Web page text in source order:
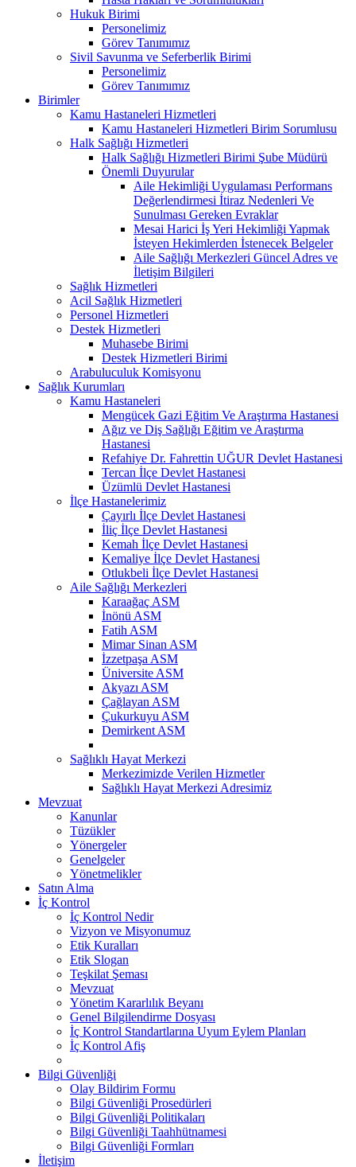
Hukuk Birimi
Personelimiz
Görev Tanımımız
Sivil Savunma ve Seferberlik Birimi
Personelimiz
Görev Tanımımız
Birimler
Kamu Hastaneleri Hizmetleri
Kamu Hastaneleri Hizmetleri Birim Sorumlusu
Halk Sağlığı Hizmetleri
Halk Sağlığı Hizmetleri Birimi Şube Müdürü
Önemli Duyurular
Aile Hekimliği Uygulaması Performans
Değerlendirmesi İtiraz Nedenleri Ve
Sunulması Gereken Evraklar
Mesai Harici İş Yeri Hekimliği Yapmak
İsteyen Hekimlerden İstenecek Belgeler
Aile Sağlığı Merkezleri Güncel Adres ve
İletişim Bilgileri
Sağlık Hizmetleri
Acil Sağlık Hizmetleri
Personel Hizmetleri
Destek Hizmetleri
Muhasebe Birimi
Destek Hizmetleri Birimi
Arabuluculuk Komisyonu
Sağlık Kurumları
Kamu Hastaneleri
Mengücek Gazi Eğitim Ve Araştırma Hastanesi
Ağız ve Diş Sağlığı Eğitim ve Araştırma
Hastanesi
Refahiye Dr. Fahrettin UĞUR Devlet Hastanesi
Tercan İlçe Devlet Hastanesi
Üzümlü Devlet Hastanesi
İlçe Hastanelerimiz
Çayırlı İlçe Devlet Hastanesi
İliç İlçe Devlet Hastanesi
Kemah İlçe Devlet Hastanesi
Kemaliye İlçe Devlet Hastanesi
Otlukbeli İlçe Devlet Hastanesi
Aile Sağlığı Merkezleri
Karaağaç ASM
İnönü ASM
Fatih ASM
Mimar Sinan ASM
İzzetpaşa ASM
Üniversite ASM
Akyazı ASM
Çağlayan ASM
Çukurkuyu ASM
Demirkent ASM
Sağlıklı Hayat Merkezi
Merkezimizde Verilen Hizmetler
Sağlıklı Hayat Merkezi Adresimiz
Mevzuat
Kanunlar
Tüzükler
Yönergeler
Genelgeler
Yönetmelikler
Satın Alma
İç Kontrol
İç Kontrol Nedir
Vizyon ve Misyonumuz
Etik Kuralları
Etik Slogan
Teşkilat Şeması
Mevzuat
Yönetim Kararlılık Beyanı
Genel Bilgilendirme Dosyası
İç Kontrol Standartlarına Uyum Eylem Planları
İç Kontrol Afiş
Bilgi Güvenliği
Olay Bildirim Formu
Bilgi Güvenliği Prosedürleri
Bilgi Güvenliği Politikaları
Bilgi Güvenliği Taahhütnamesi
Bilgi Güvenliği Formları
İletişim